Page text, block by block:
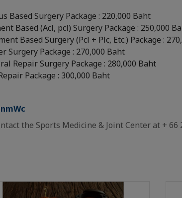
Based Surgery Package : 220,000 Baht
Based (Acl, pcl) Surgery Package : 250,000
Based Surgery (Pcl + Plc, Etc.) Package :
Surgery Package : 270,000 Baht
Repair Surgery Package : 280,000 Baht
Package : 300,000 Baht
the Sports Medicine & Joint Center at + 66